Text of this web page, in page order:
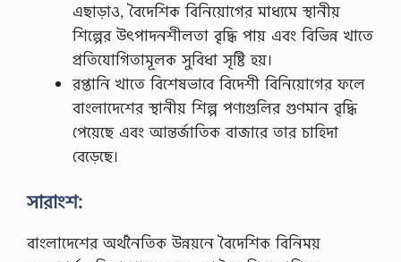
এছাড়াও, বৈদেশিক বিনিয়োগের মাধ্যমে স্থানীয়
শিল্পের উৎপাদনশীলতা বৃদ্ধি পায় এবং বিভিন্ন খাতে
প্রতিযোগিতামূলক সুবিধা সৃষ্টি হয়।
রপ্তানি খাতে বিশেষভাবে বিদেশী বিনিয়োগের ফলে
বাংলাদেশের স্থানীয় শিল্প পণ্যগুলির গুণমান বৃদ্ধি
পেয়েছে এবং আন্তর্জাতিক বাজারে তার চাহিদা
বেড়েছে।
সারাংশ:
বাংলাদেশের অর্থনৈতিক উন্নয়নে বৈদেশিক বিনিময়